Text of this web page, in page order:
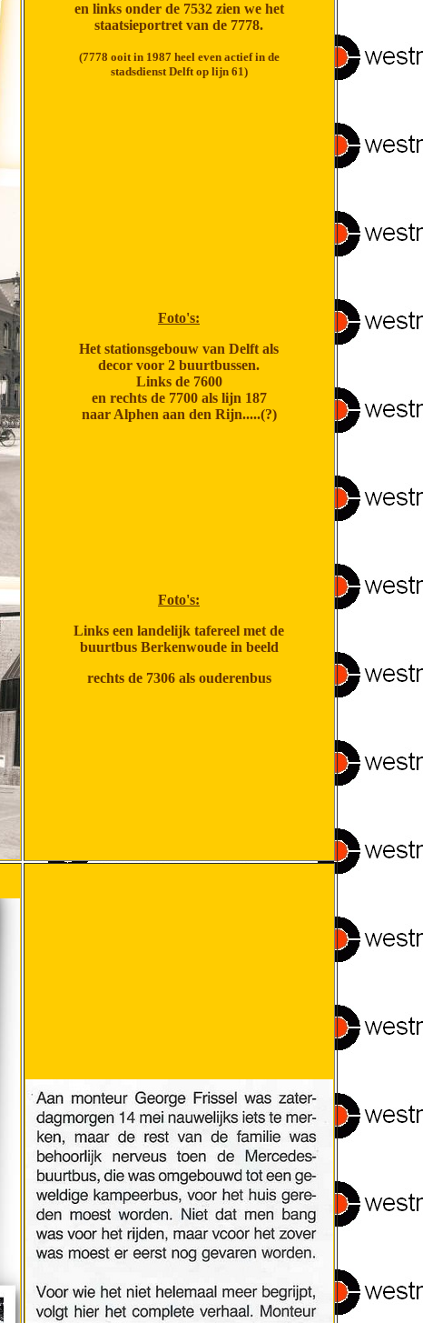
en links onder de 7532 zien we het
staatsieportret van de 7778.
(7778 ooit in 1987 heel even actief in de
stadsdienst Delft op lijn 61)
Foto's:
Het stationsgebouw van Delft als
decor voor 2 buurtbussen.
Links de 7600
en rechts de 7700 als lijn 187
naar Alphen aan den Rijn.....(?)
Foto's:
Links een landelijk tafereel met de
buurtbus Berkenwoude in beeld
rechts de 7306 als ouderenbus